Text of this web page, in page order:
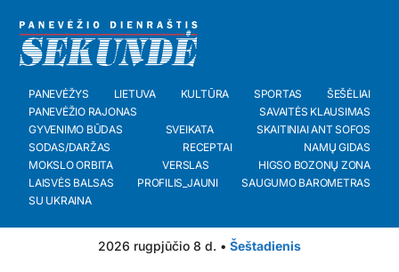
PANEVĖŽYS LIETUVA KULTŪRA SPORTAS
ŠEŠĖLIAI
PANEVĖŽIO RAJONAS
SAVAITĖS KLAUSIMAS
GYVENIMO BŪDAS
SVEIKATA
SKAITINIAI ANT SOFOS
SODAS/DARŽAS
RECEPTAI
NAMŲ GIDAS
MOKSLO ORBITA
VERSLAS
HIGSO BOZONŲ ZONA
LAISVĖS BALSAS
PROFILIS_JAUNI
SAUGUMO BAROMETRAS
SU UKRAINA
2026 rugpjūčio 8 d. • Šeštadienis